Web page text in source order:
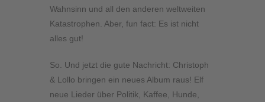
Wahnsinn und all den anderen weltweiten
Katastrophen. Aber, fun fact: Es ist nicht
alles gut!
So. Und jetzt die gute Nachricht: Christoph
& Lollo bringen ein neues Album raus! Elf
neue Lieder über Politik, Kaffee, Hunde,